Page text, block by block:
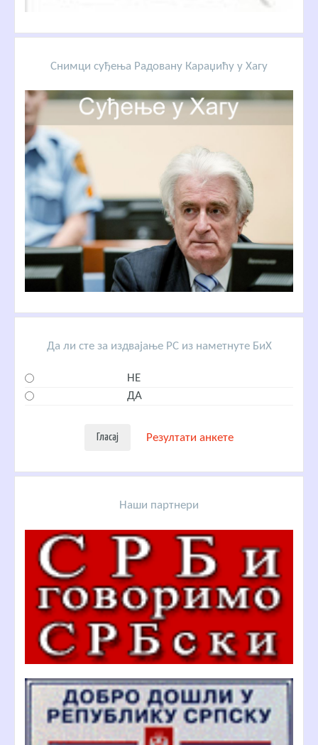
Снимци суђења Радовану Караџићу у Хагу
Да ли сте за издвајање РС из наметнуте БиХ
НЕ
ДА
Резултати анкете
Наши партнери